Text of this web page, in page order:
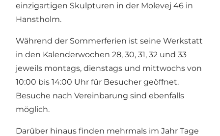
einzigartigen Skulpturen in der Molevej 46 in
Hanstholm.
Während der Sommerferien ist seine Werkstatt
in den Kalenderwochen 28, 30, 31, 32 und 33
jeweils montags, dienstags und mittwochs von
10:00 bis 14:00 Uhr für Besucher geöffnet.
Besuche nach Vereinbarung sind ebenfalls
möglich.
Darüber hinaus finden mehrmals im Jahr Tage